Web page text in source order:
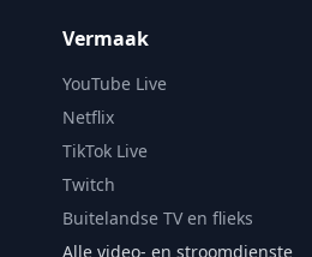
Vermaak
YouTube Live
Netflix
TikTok Live
Twitch
Buitelandse TV en flieks
Alle video- en stroomdienste